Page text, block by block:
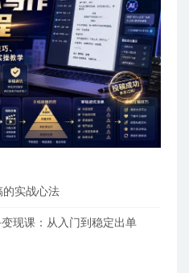
的实战心法
现课：从入门到稳定出单